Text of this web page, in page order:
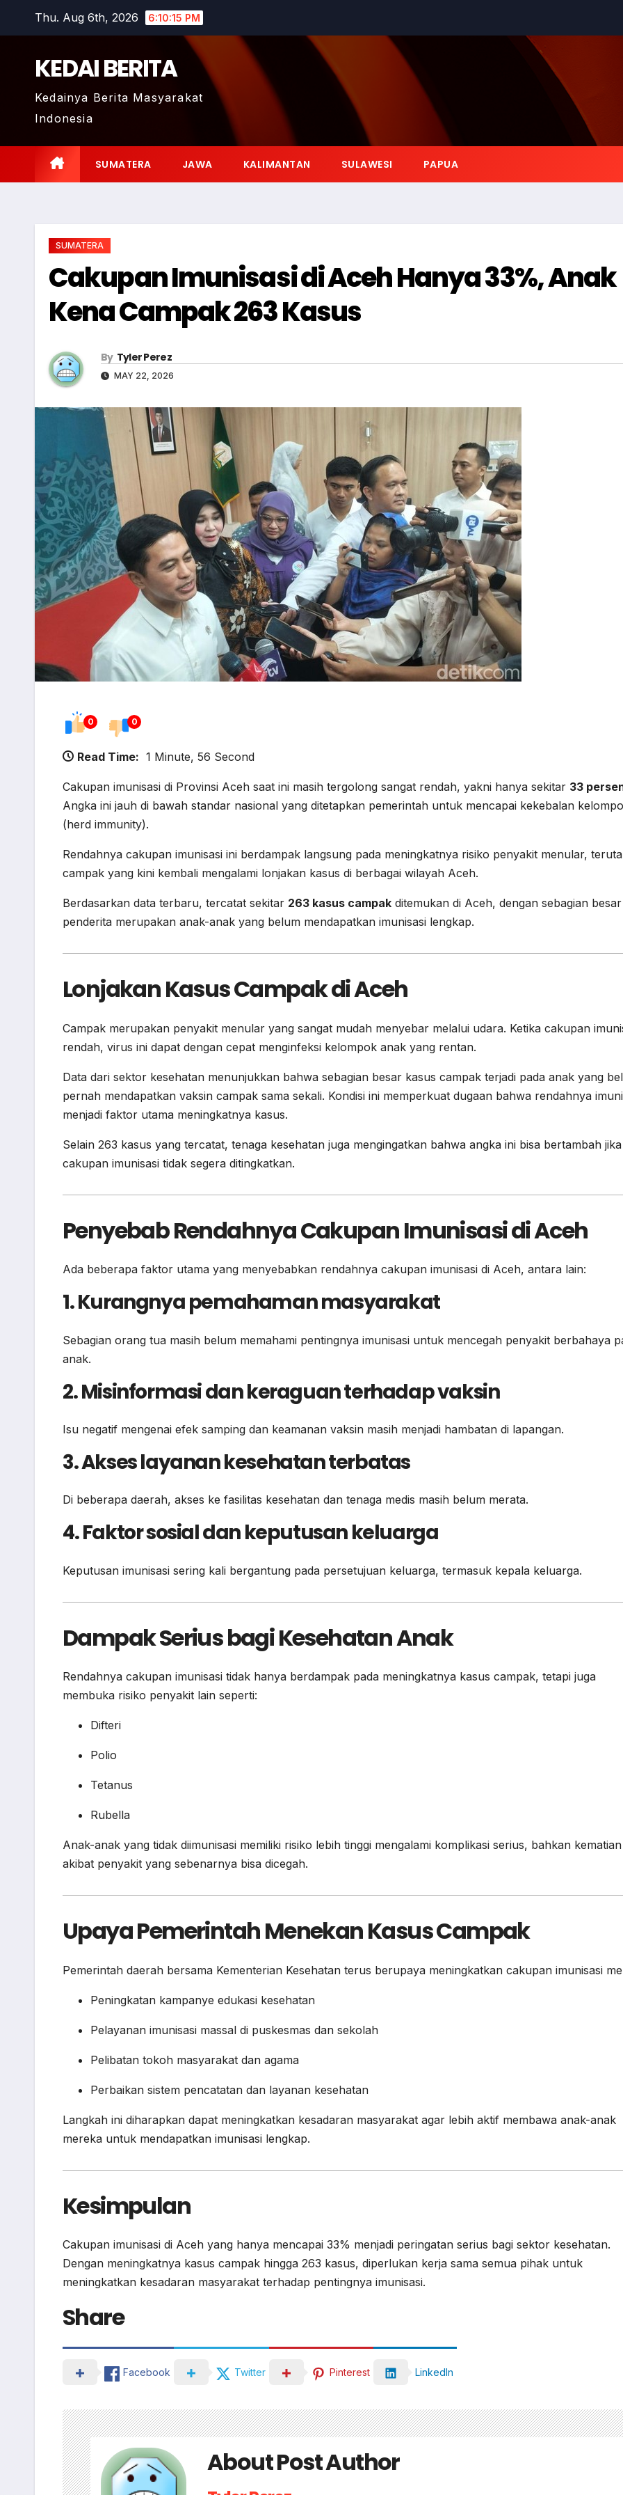
Thu. Aug 6th, 2026 6:10:17 PM
KEDAI BERITA
Kedainya Berita Masyarakat
Indonesia
SUMATERA JAWA KALIMANTAN SULAWESI PAPUA
SUMATERA
Cakupan Imunisasi di Aceh Hanya 33%, Anak
Kena Campak 263 Kasus
By Tyler Perez
MAY 22, 2026
0 0
Read Time: 1 Minute, 56 Second
Cakupan imunisasi di Provinsi Aceh saat ini masih tergolong sangat rendah, yakni hanya sekitar 33
Angka ini jauh di bawah standar nasional yang ditetapkan pemerintah untuk mencapai kekebalan
(herd immunity).
Rendahnya cakupan imunisasi ini berdampak langsung pada meningkatnya risiko penyakit menular,
campak yang kini kembali mengalami lonjakan kasus di berbagai wilayah Aceh.
Berdasarkan data terbaru, tercatat sekitar 263 kasus campak ditemukan di Aceh, dengan sebagian besar
penderita merupakan anak-anak yang belum mendapatkan imunisasi lengkap.
Lonjakan Kasus Campak di Aceh
Campak merupakan penyakit menular yang sangat mudah menyebar melalui udara. Ketika cakupan
rendah, virus ini dapat dengan cepat menginfeksi kelompok anak yang rentan.
Data dari sektor kesehatan menunjukkan bahwa sebagian besar kasus campak terjadi pada anak yang
pernah mendapatkan vaksin campak sama sekali. Kondisi ini memperkuat dugaan bahwa rendahnya
menjadi faktor utama meningkatnya kasus.
Selain 263 kasus yang tercatat, tenaga kesehatan juga mengingatkan bahwa angka ini bisa bertambah jika
cakupan imunisasi tidak segera ditingkatkan.
Penyebab Rendahnya Cakupan Imunisasi di Aceh
Ada beberapa faktor utama yang menyebabkan rendahnya cakupan imunisasi di Aceh, antara lain:
1. Kurangnya pemahaman masyarakat
Sebagian orang tua masih belum memahami pentingnya imunisasi untuk mencegah penyakit berbahaya
anak.
2. Misinformasi dan keraguan terhadap vaksin
Isu negatif mengenai efek samping dan keamanan vaksin masih menjadi hambatan di lapangan.
3. Akses layanan kesehatan terbatas
Di beberapa daerah, akses ke fasilitas kesehatan dan tenaga medis masih belum merata.
4. Faktor sosial dan keputusan keluarga
Keputusan imunisasi sering kali bergantung pada persetujuan keluarga, termasuk kepala keluarga.
Dampak Serius bagi Kesehatan Anak
Rendahnya cakupan imunisasi tidak hanya berdampak pada meningkatnya kasus campak, tetapi juga
membuka risiko penyakit lain seperti:
Difteri
Polio
Tetanus
Rubella
Anak-anak yang tidak diimunisasi memiliki risiko lebih tinggi mengalami komplikasi serius, bahkan kematian
akibat penyakit yang sebenarnya bisa dicegah.
Upaya Pemerintah Menekan Kasus Campak
Pemerintah daerah bersama Kementerian Kesehatan terus berupaya meningkatkan cakupan imunisasi
Peningkatan kampanye edukasi kesehatan
Pelayanan imunisasi massal di puskesmas dan sekolah
Pelibatan tokoh masyarakat dan agama
Perbaikan sistem pencatatan dan layanan kesehatan
Langkah ini diharapkan dapat meningkatkan kesadaran masyarakat agar lebih aktif membawa anak-anak
mereka untuk mendapatkan imunisasi lengkap.
Kesimpulan
Cakupan imunisasi di Aceh yang hanya mencapai 33% menjadi peringatan serius bagi sektor kesehatan.
Dengan meningkatnya kasus campak hingga 263 kasus, diperlukan kerja sama semua pihak untuk
meningkatkan kesadaran masyarakat terhadap pentingnya imunisasi.
Share
Facebook Twitter Pinterest LinkedIn
About Post Author